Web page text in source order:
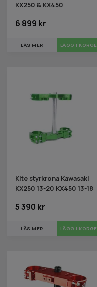
KX250 & KX450
6 899 kr
LÄS MER
Kite styrkrona Kawasaki
KX250 13-20 KX450 13-18
5 390 kr
LÄS MER